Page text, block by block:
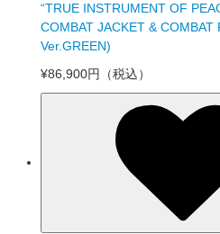
“TRUE INSTRUMENT OF
COMBAT JACKET & COMBAT
Ver.GREEN)
¥86,900円
（税込）